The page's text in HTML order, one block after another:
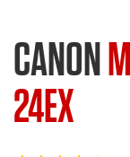
CANON
24EX